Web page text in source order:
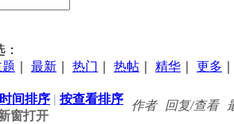
最新 热门 热帖 精华 更多
间排序 | 按查看排序
窗打开
作者 回复/查看